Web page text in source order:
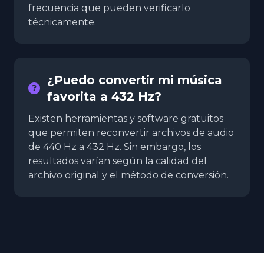
frecuencia que pueden verificarlo
técnicamente.
¿Puedo convertir mi música
favorita a 432 Hz?
Existen herramientas y software gratuitos
que permiten reconvertir archivos de audio
de 440 Hz a 432 Hz. Sin embargo, los
resultados varían según la calidad del
archivo original y el método de conversión.